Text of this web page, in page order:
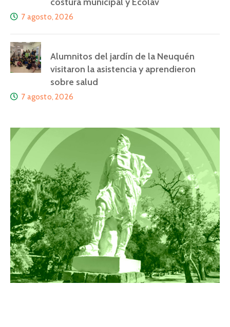
7 agosto, 2026
Alumnitos del jardín de la Neuquén
visitaron la asistencia y aprendieron
sobre salud
7 agosto, 2026